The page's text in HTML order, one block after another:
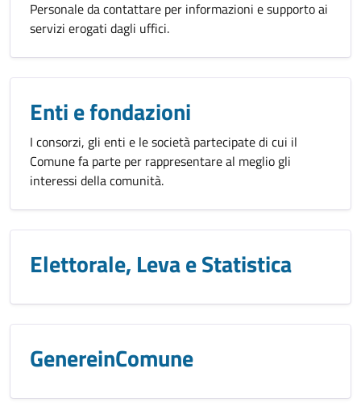
Personale da contattare per informazioni e supporto ai
servizi erogati dagli uffici.
Enti e fondazioni
I consorzi, gli enti e le società partecipate di cui il
Comune fa parte per rappresentare al meglio gli
interessi della comunità.
Elettorale, Leva e Statistica
GenereinComune